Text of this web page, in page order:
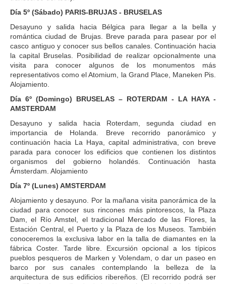
Día 5º (Sábado) PARIS-BRUJAS - BRUSELAS
Desayuno y salida hacia Bélgica para llegar a la bella y
romántica ciudad de Brujas. Breve parada para pasear por el
casco antiguo y conocer sus bellos canales. Continuación hacia
la capital Bruselas. Posibilidad de realizar opcionalmente una
visita para conocer algunos de los monumentos más
representativos como el Atomium, la Grand Place, Maneken Pis.
Alojamiento.
Día 6º (Domingo) BRUSELAS – ROTERDAM - LA HAYA -
AMSTERDAM
Desayuno y salida hacia Roterdam, segunda ciudad en
importancia de Holanda. Breve recorrido panorámico y
continuación hacia La Haya, capital administrativa, con breve
parada para conocer los edificios que contienen los distintos
organismos del gobierno holandés. Continuación hasta
Ámsterdam. Alojamiento
Día 7º (Lunes) AMSTERDAM
Alojamiento y desayuno. Por la mañana visita panorámica de la
ciudad para conocer sus rincones más pintorescos, la Plaza
Dam, el Río Amstel, el tradicional Mercado de las Flores, la
Estación Central, el Puerto y la Plaza de los Museos. También
conoceremos la exclusiva labor en la talla de diamantes en la
fábrica Coster. Tarde libre. Excursión opcional a los típicos
pueblos pesqueros de Marken y Volendam, o dar un paseo en
barco por sus canales contemplando la belleza de la
arquitectura de sus edificios ribereños. (El recorrido podrá ser